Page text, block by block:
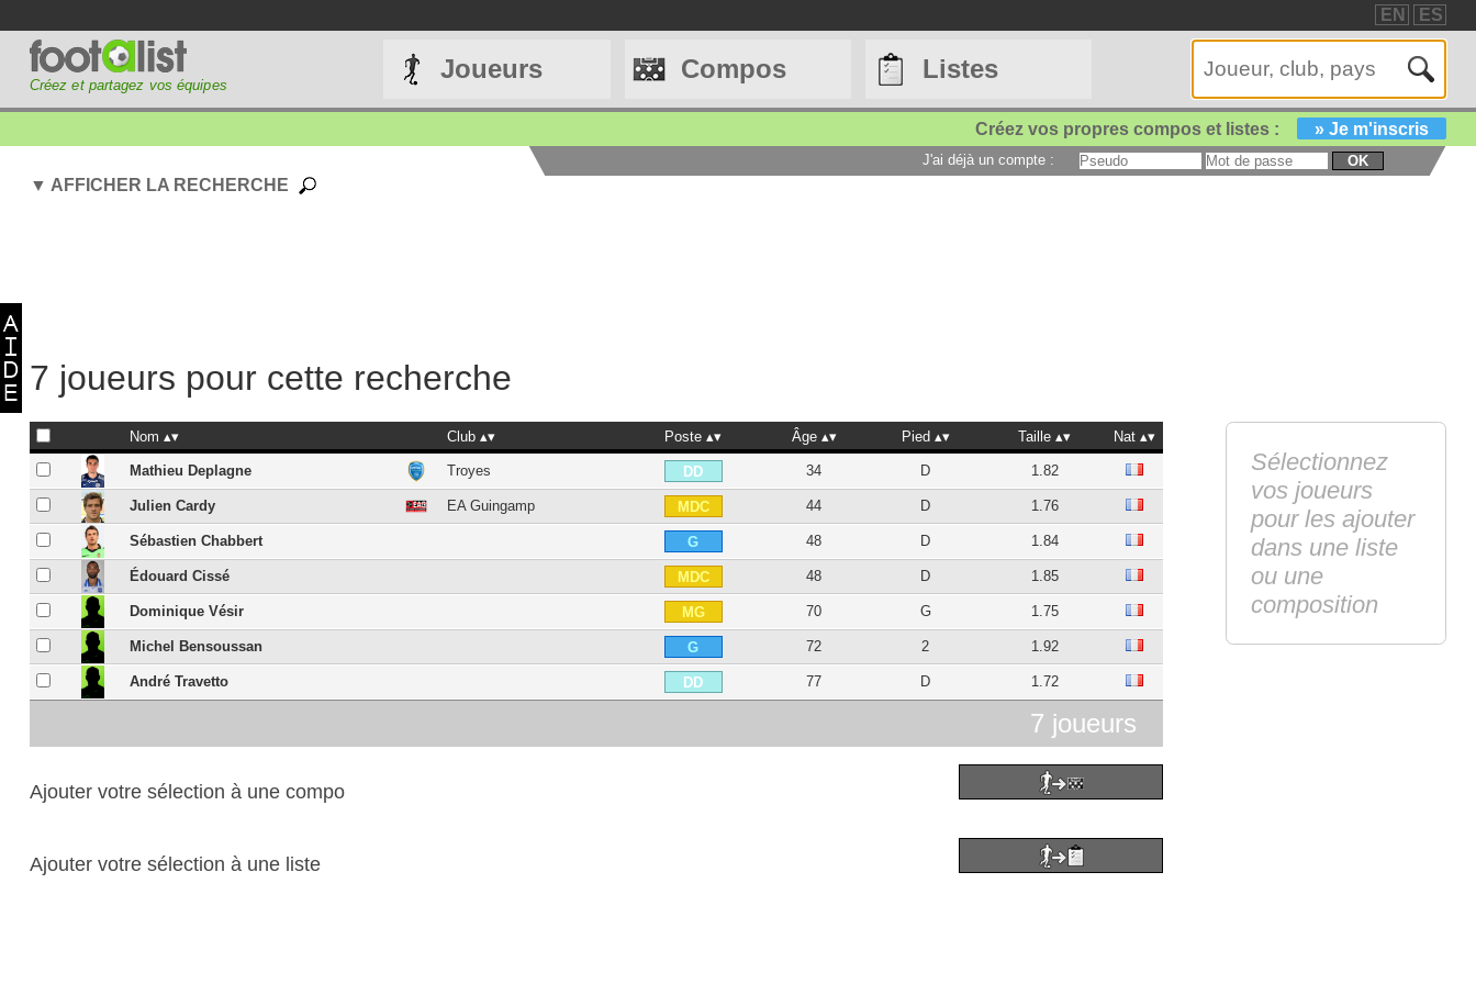
EN ES
Créez et partagez vos équipes
Joueurs Compos Listes
Créez vos propres compos et listes : » Je m'inscris
J'ai déjà un compte : OK
▼ AFFICHER LA RECHERCHE
7 joueurs pour cette recherche
Nom Club Poste Âge Pied Taille Nat
Mathieu Deplagne Troyes DD 34 D 1.82
Julien Cardy EA Guingamp MDC 44 D 1.76
Sébastien Chabbert G 48 D 1.84
Édouard Cissé MDC 48 D 1.85
Dominique Vésir MG 70 G 1.75
Michel Bensoussan G 72 2 1.92
André Travetto DD 77 D 1.72
7 joueurs
Ajouter votre sélection à une compo
Ajouter votre sélection à une liste
Sélectionnez
vos joueurs
pour les ajouter
dans une liste
ou une
composition